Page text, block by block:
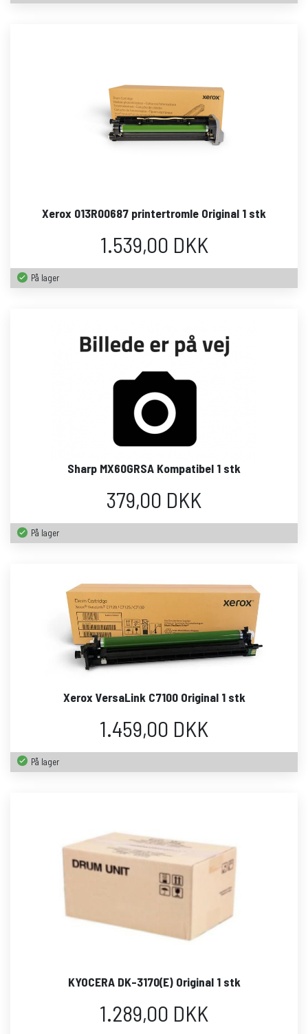
Xerox 013R00687 printertromle Original 1 stk
1.539,00 DKK
På lager
Sharp MX60GRSA Kompatibel 1 stk
379,00 DKK
På lager
Xerox VersaLink C7100 Original 1 stk
1.459,00 DKK
På lager
KYOCERA DK-3170(E) Original 1 stk
1.289,00 DKK